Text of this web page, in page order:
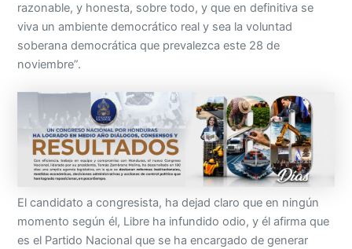
razonable, y honesta, sobre todo, y que en definitiva se
viva un ambiente democrático real y sea la voluntad
soberana democrática que prevalezca este 28 de
noviembre”.
El candidato a congresista, ha dejad claro que en ningún
momento según él, Libre ha infundido odio, y él afirma que
es el Partido Nacional que se ha encargado de generar